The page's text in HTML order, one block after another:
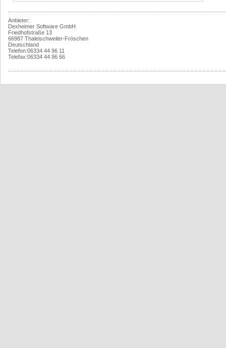
Anbieter:
Dexheimer Software GmbH
Friedhofstraße 13
66987 Thaleischweiler-Fröschen
Deutschland
Telefon:06334 44 96 11
Telefax:06334 44 96 66